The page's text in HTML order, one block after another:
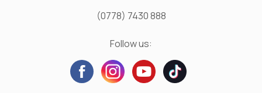
(0778) 7430 888
Follow us: